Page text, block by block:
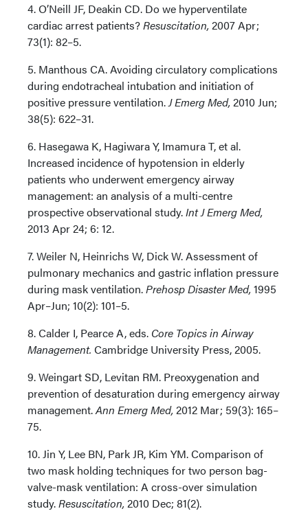
4. O’Neill JF, Deakin CD. Do we hyperventilate
cardiac arrest patients?Resuscitation, 2007 Apr;
73(1): 82–5.
5. Manthous CA. Avoiding circulatory complications
during endotracheal intubation and initiation of
positive pressure ventilation.J Emerg Med, 2010 Jun;
38(5): 622–31.
6. Hasegawa K, Hagiwara Y, Imamura T, et al.
Increased incidence of hypotension in elderly
patients who underwent emergency airway
management: an analysis of a multi-centre
prospective observational study.Int J Emerg Med,
2013 Apr 24; 6: 12.
7. Weiler N, Heinrichs W, Dick W. Assessment of
pulmonary mechanics and gastric inflation pressure
during mask ventilation.Prehosp Disaster Med, 1995
Apr–Jun; 10(2): 101–5.
8. Calder I, Pearce A, eds. Core Topics in Airway
Management. Cambridge University Press, 2005.
9. Weingart SD, Levitan RM. Preoxygenation and
prevention of desaturation during emergency airway
management.Ann Emerg Med, 2012 Mar; 59(3): 165–
75.
10. Jin Y, Lee BN, Park JR, Kim YM. Comparison of
two mask holding techniques for two person bag-
valve-mask ventilation: A cross-over simulation
study.Resuscitation, 2010 Dec; 81(2).